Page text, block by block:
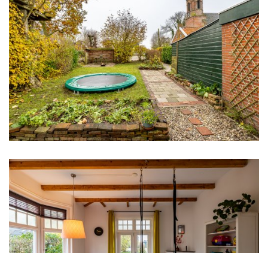
5 kamers (3 slaapkamers)
Aantal kamers
5 kamers (3 slaapkamers)
Aantal woonlagen
1
Energie
Energielabel
F